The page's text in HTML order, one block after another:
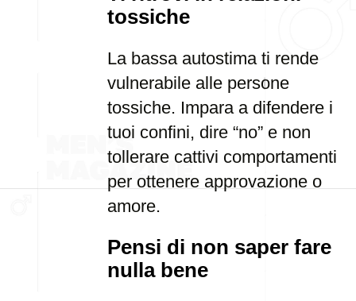
tossiche
La bassa autostima ti rende
vulnerabile alle persone
tossiche. Impara a difendere i
tuoi confini, dire “no” e non
tollerare cattivi comportamenti
per ottenere approvazione o
amore.
Pensi di non saper fare
nulla bene